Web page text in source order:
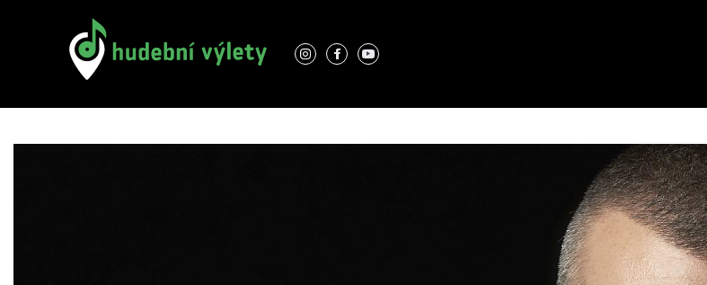
Kontakty
GDPR
Místa
Cyklus zámeckých koncertů 2026 Návštěvní řád